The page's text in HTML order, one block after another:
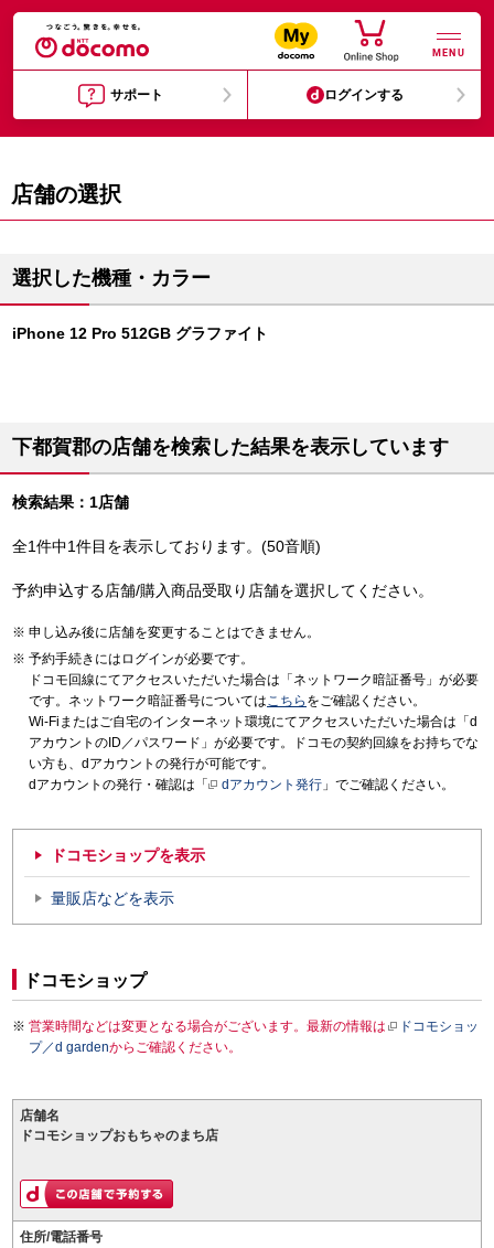
MENU
サポート ログインする
店舗の選択
選択した機種・カラー
iPhone 12 Pro 512GB グラファイト
下都賀郡の店舗を検索した結果を表示しています
検索結果：1店舗
全1件中1件目を表示しております。(50音順)
予約申込する店舗/購入商品受取り店舗を選択してください。
申し込み後に店舗を変更することはできません。
予約手続きにはログインが必要です。
ドコモ回線にてアクセスいただいた場合は「ネットワーク暗証番号」が必要
です。ネットワーク暗証番号についてはこちら をご確認ください。
Wi-Fiまたはご自宅のインターネット環境にてアクセスいただいた場合は「d
アカウントのID／パスワード」が必要です。ドコモの契約回線をお持ちでな
い方も、dアカウントの発行が可能です。
dアカウントの発行・確認は「
dアカウント発行 」でご確認ください。
ドコモショップを表示
量販店などを表示
ドコモショップ
営業時間などは変更となる場合がございます。最新の情報は
ドコモショッ
プ／d gardenからご確認ください。
店舗名
ドコモショップおもちゃのまち店
住所/電話番号